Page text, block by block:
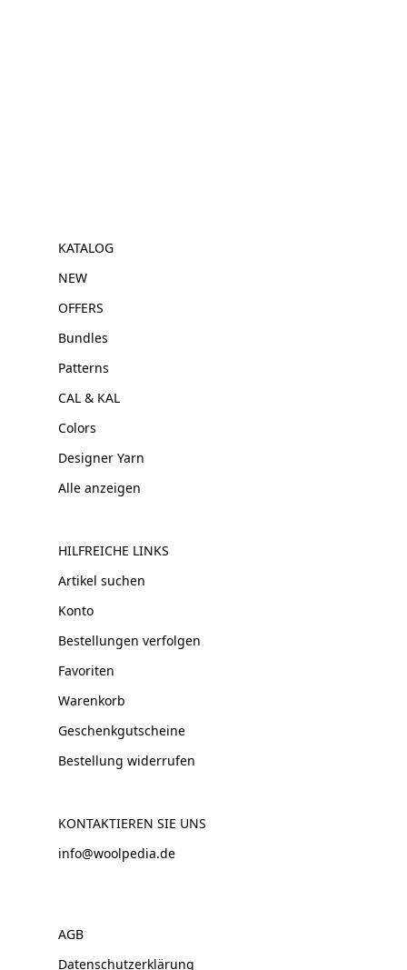
KATALOG
NEW
OFFERS
Bundles
Patterns
CAL & KAL
Colors
Designer Yarn
Alle anzeigen
HILFREICHE LINKS
Artikel suchen
Konto
Bestellungen verfolgen
Favoriten
Warenkorb
Geschenkgutscheine
Bestellung widerrufen
KONTAKTIEREN SIE UNS
info@woolpedia.de
AGB
Datenschutzerklärung